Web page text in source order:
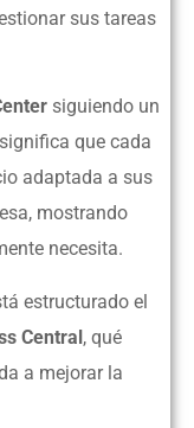
sus tareas
siguiendo un
que cada
adaptada a sus
mostrando
necesita.
estructurado el
Central, qué
a mejorar la